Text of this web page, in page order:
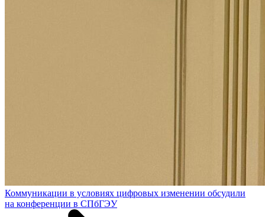
Коммуникации в условиях цифровых изменении обсудили
на конференции в СПбГЭУ